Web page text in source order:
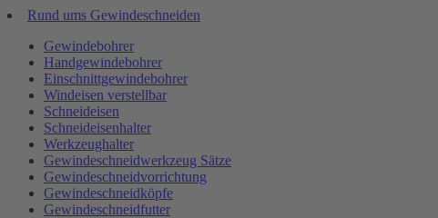
Rund ums Gewindeschneiden
Gewindebohrer
Handgewindebohrer
Einschnittgewindebohrer
Windeisen verstellbar
Schneideisen
Schneideisenhalter
Werkzeughalter
Gewindeschneidwerkzeug Sätze
Gewindeschneidvorrichtung
Gewindeschneidköpfe
Gewindeschneidfutter